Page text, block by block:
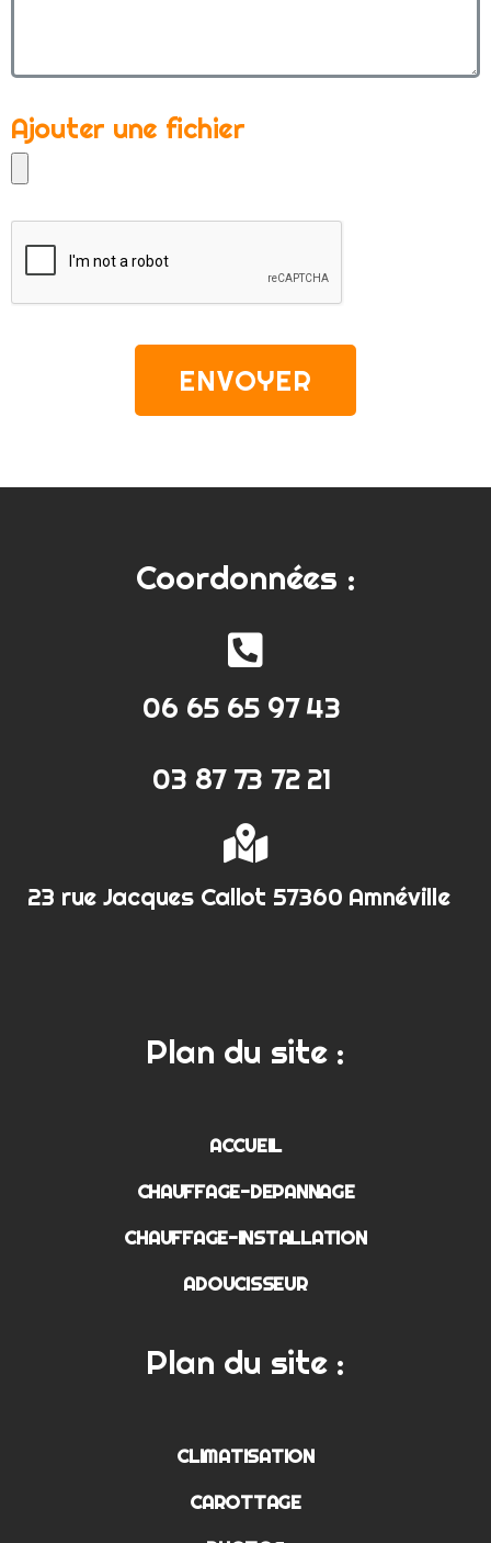
Ajouter une fichier
ENVOYER
Coordonnées :
06 65 65 97 43
03 87 73 72 21
23 rue Jacques Callot 57360 Amnéville
Plan du site :
ACCUEIL
CHAUFFAGE-DEPANNAGE
CHAUFFAGE-INSTALLATION
ADOUCISSEUR
Plan du site :
CLIMATISATION
CAROTTAGE